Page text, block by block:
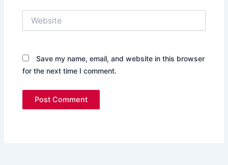
Save my name, email, and website in this browser
for the next time I comment.